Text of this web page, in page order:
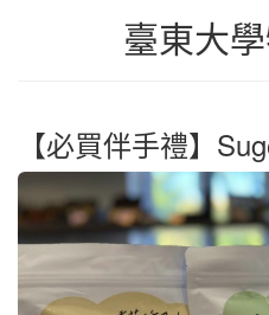
臺東大
【必買伴手禮】